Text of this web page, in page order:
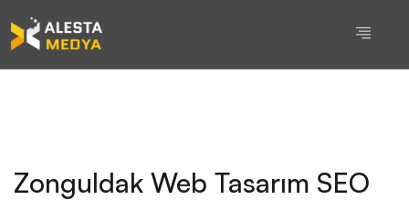
Zonguldak Web Tasarım SEO